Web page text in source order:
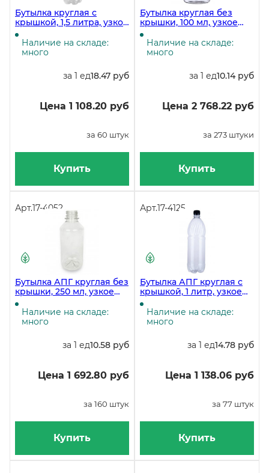
Бутылка круглая с
крышкой, 1,5 литра, узкое
горло 28 мм,
прозрачная, 60 штук
Наличие на складе:
много
за 1 ед18.47 руб
Цена 1 108.20 руб
за 60 штук
Купить
Бутылка круглая без
крышки, 100 мл, узкое
горло 28 мм,
прозрачная, 273 штуки
(крышка 17-4343, 17-4428)
Наличие на складе:
много
за 1 ед10.14 руб
Цена 2 768.22 руб
за 273 штуки
Купить
Арт.17-4052
Бутылка АПГ круглая без
крышки, 250 мл, узкое
горло 28 мм,
прозрачная, 160 штук
(крышка 17-4343, 17-4428)
Наличие на складе:
много
за 1 ед10.58 руб
Цена 1 692.80 руб
за 160 штук
Купить
Арт.17-4125
Бутылка АПГ круглая с
крышкой, 1 литр, узкое
горло 28 мм,
прозрачная, 77 штук
Наличие на складе:
много
за 1 ед14.78 руб
Цена 1 138.06 руб
за 77 штук
Купить